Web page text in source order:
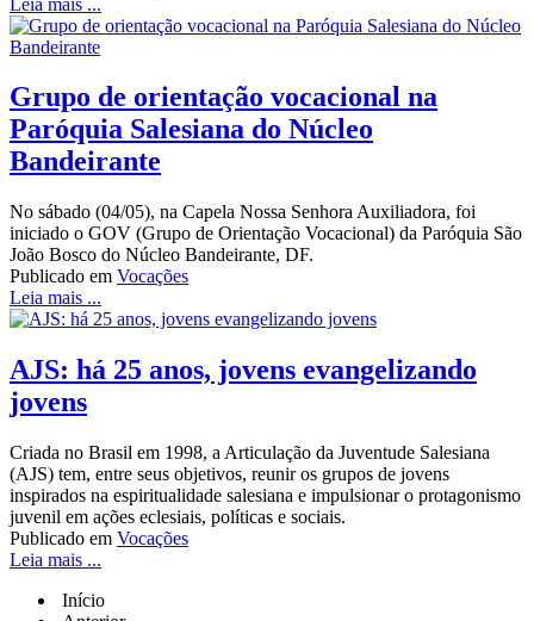
Grupo de orientação vocacional na
Paróquia Salesiana do Núcleo
Bandeirante
No sábado (04/05), na Capela Nossa Senhora Auxiliadora, foi
iniciado o GOV (Grupo de Orientação Vocacional) da Paróquia São
João Bosco do Núcleo Bandeirante, DF.
Publicado em Vocações
Leia mais ...
AJS: há 25 anos, jovens evangelizando
jovens
Criada no Brasil em 1998, a Articulação da Juventude Salesiana
(AJS) tem, entre seus objetivos, reunir os grupos de jovens
inspirados na espiritualidade salesiana e impulsionar o protagonismo
juvenil em ações eclesiais, políticas e sociais.
Publicado em Vocações
Leia mais ...
Início